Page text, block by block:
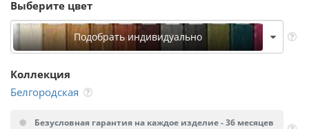
Выберите цвет
Подобрать индивидуально
Коллекция
Белгородская
Безусловная гарантия на каждое изделие - 36 месяцев